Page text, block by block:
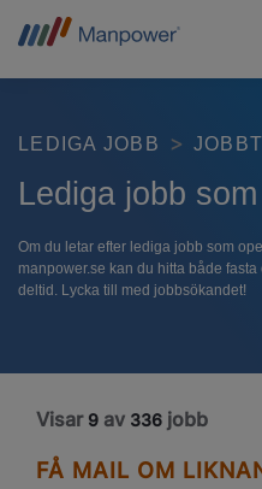
LEDIGA JOBB
Lediga jobb
Om du letar efter lediga jobb som
manpower.se kan du hitta både
deltid. Lycka till med jobbsökandet!
Visar 9 av 336 jobb
FÅ MAIL OM